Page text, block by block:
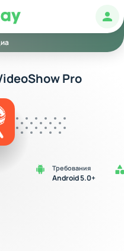
Pro
Требования
Android 5.0+